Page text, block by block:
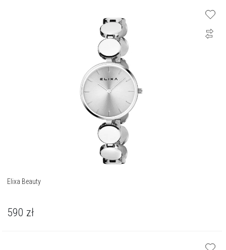
Elixa Beauty
590 zł